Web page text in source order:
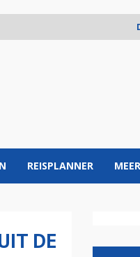
REISPLANNER MEER
DE